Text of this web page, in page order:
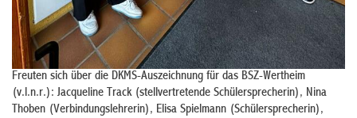
Freuten sich über die DKMS-Auszeichnung für das BSZ-Wertheim
(v.l.n.r.): Jacqueline Track (stellvertretende Schülersprecherin), Nina
Thoben (Verbindungslehrerin), Elisa Spielmann (Schülersprecherin),